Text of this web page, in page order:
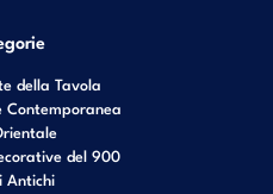
della Tavola
del 900
Antichi